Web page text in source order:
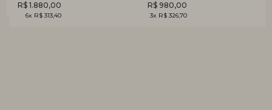
R$ 1.880,00
6x R$ 313,40
R$ 980,00
3x R$ 326,70